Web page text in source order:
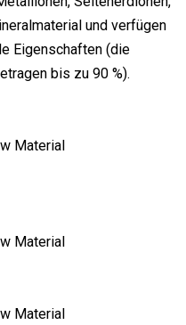
und verfügen
Eigenschaften (die
bis zu 90 %).